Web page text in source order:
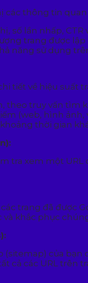
các thông tin
số lần nhấp,
trang được
năng sử dụng
tiết về hiệu suất
theo truy vấn tìm
(web, hình ảnh,
thời gian
tra xem một
trang đã được
và khắc phục
(sitemap) của
cả các URL trên